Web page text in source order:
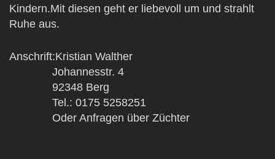
Kindern.Mit diesen geht er liebevoll um und strahlt
Ruhe aus.
Anschrift:Kristian Walther
Johannesstr. 4
92348 Berg
Tel.: 0175 5258251
Oder Anfragen über Züchter